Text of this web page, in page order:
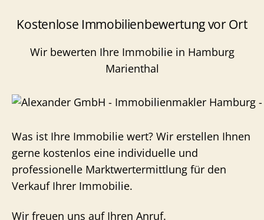
Kostenlose Immobilienbewertung vor Ort
Wir bewerten Ihre Immobilie in Hamburg
Marienthal
Was ist Ihre Immobilie wert? Wir erstellen Ihnen
gerne kostenlos eine individuelle und
professionelle Marktwertermittlung für den
Verkauf Ihrer Immobilie.
Wir freuen uns auf Ihren Anruf.